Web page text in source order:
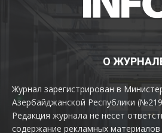
О
Журнал зарегистрирован в
Азербайджанской Республики
Редакция журнала не несет
содержание рекламных